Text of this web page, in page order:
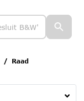
Raad